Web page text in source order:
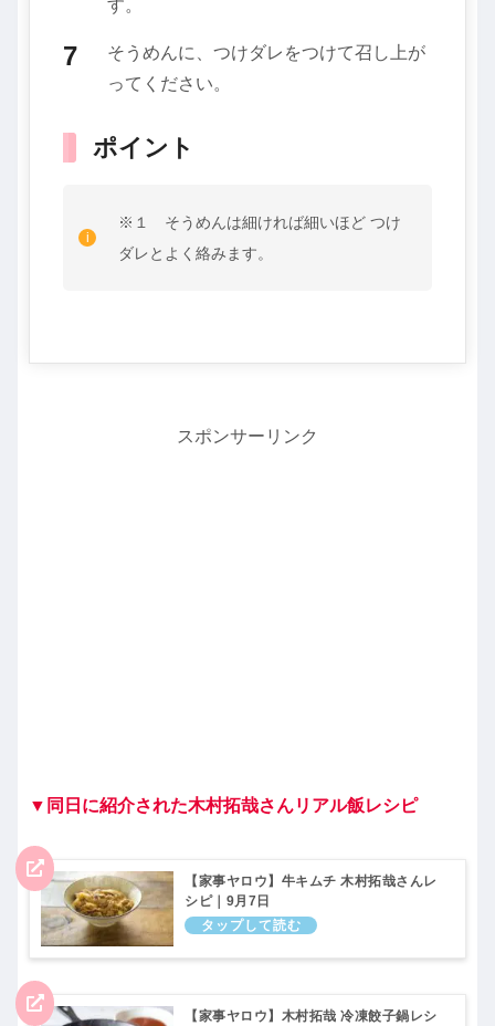
す。
そうめんに、つけダレをつけて召し上が
ってください。
ポイント
※１ そうめんは細ければ細いほど つけ
ダレとよく絡みます。
スポンサーリンク
▼同日に紹介された木村拓哉さんリアル飯レシピ
【家事ヤロウ】牛キムチ 木村拓哉さんレ
シピ｜9月7日
【家事ヤロウ】木村拓哉 冷凍餃子鍋レシ